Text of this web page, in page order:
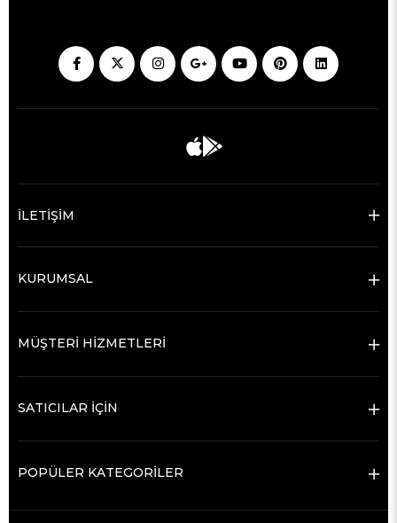
İLETİŞİM
KURUMSAL
MÜŞTERİ HİZMETLERİ
SATICILAR İÇİN
POPÜLER KATEGORİLER